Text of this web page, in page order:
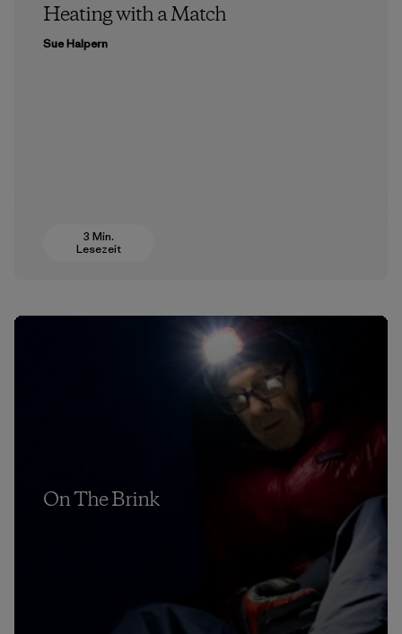
Heating with a Match
Sue Halpern
3 Min.
Lesezeit
On The Brink